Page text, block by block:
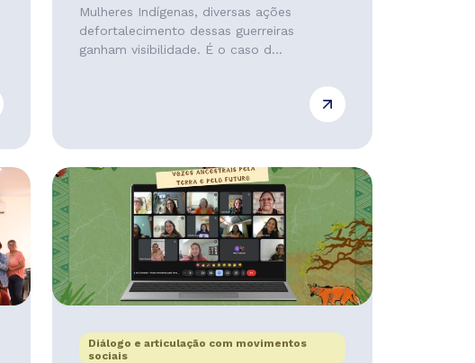
Mulheres Indígenas, diversas ações
defortalecimento dessas guerreiras
ganham visibilidade. É o caso d...
Diálogo e articulação com movimentos
sociais